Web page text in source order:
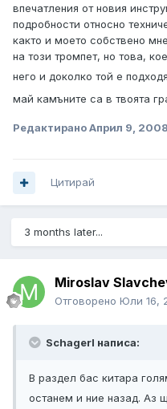
впечатления от новия
подробности относно
както и моето собствено
на този тромпет, но това,
него и доколко той е
май камъните са в твоята
РедактираноАприл 9, 2008
Цитирай
3 months later...
Miroslav
Отговорено Юли 16,
Schagerl написа:
В раздел бас китара
останем и ние назад. Аз